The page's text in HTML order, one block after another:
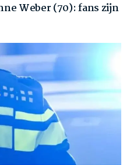
Weber (70): fans zijn